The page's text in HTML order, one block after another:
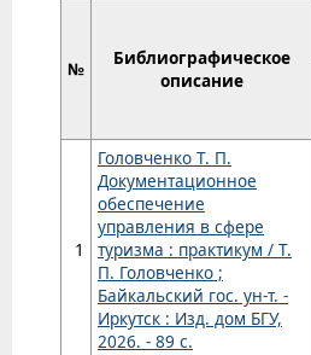
№
Библиографическое
описание
1
Головченко Т. П.
Документационное
обеспечение
управления в сфере
туризма : практикум / Т.
П. Головченко ;
Байкальский гос. ун-т. -
Иркутск : Изд. дом БГУ,
2026. - 89 с.